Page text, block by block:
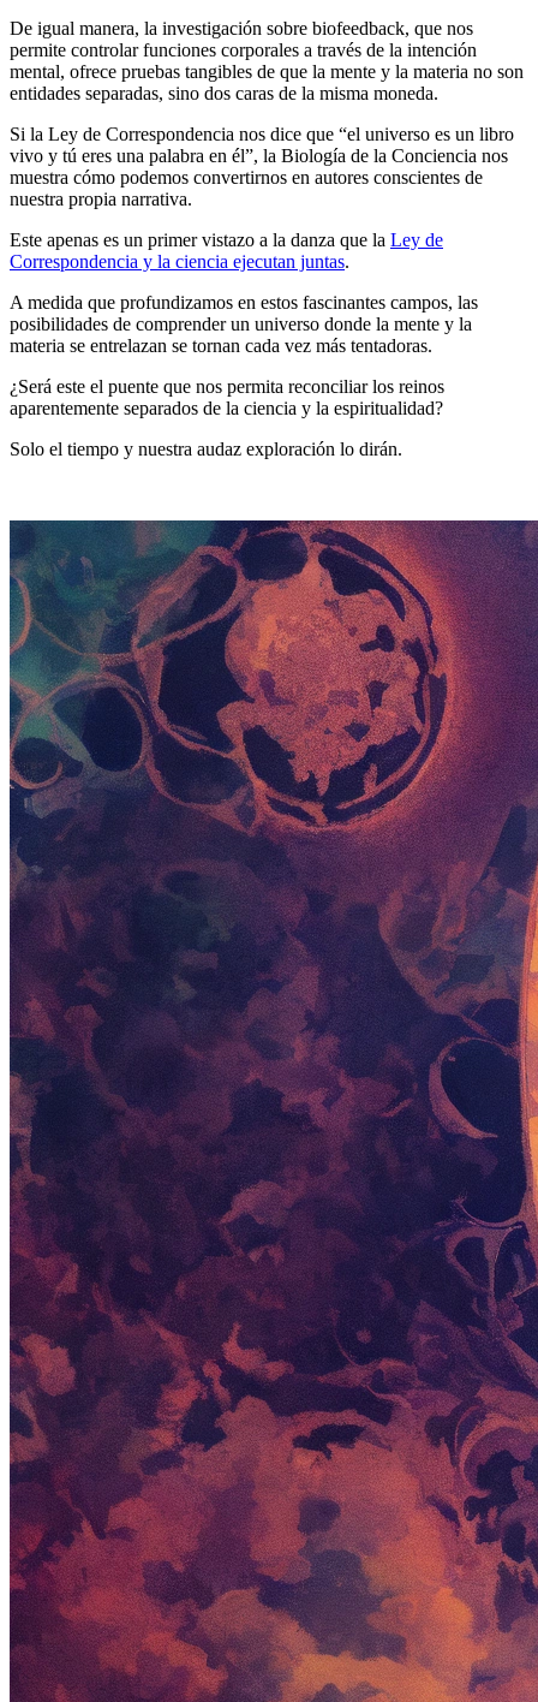
De igual manera, la investigación sobre biofeedback, que nos
permite controlar funciones corporales a través de la intención
mental, ofrece pruebas tangibles de que la mente y la materia no son
entidades separadas, sino dos caras de la misma moneda.
Si la Ley de Correspondencia nos dice que “el universo es un libro
vivo y tú eres una palabra en él”, la Biología de la Conciencia nos
muestra cómo podemos convertirnos en autores conscientes de
nuestra propia narrativa.
Este apenas es un primer vistazo a la danza que la Ley de
Correspondencia y la ciencia ejecutan juntas.
A medida que profundizamos en estos fascinantes campos, las
posibilidades de comprender un universo donde la mente y la
materia se entrelazan se tornan cada vez más tentadoras.
¿Será este el puente que nos permita reconciliar los reinos
aparentemente separados de la ciencia y la espiritualidad?
Solo el tiempo y nuestra audaz exploración lo dirán.